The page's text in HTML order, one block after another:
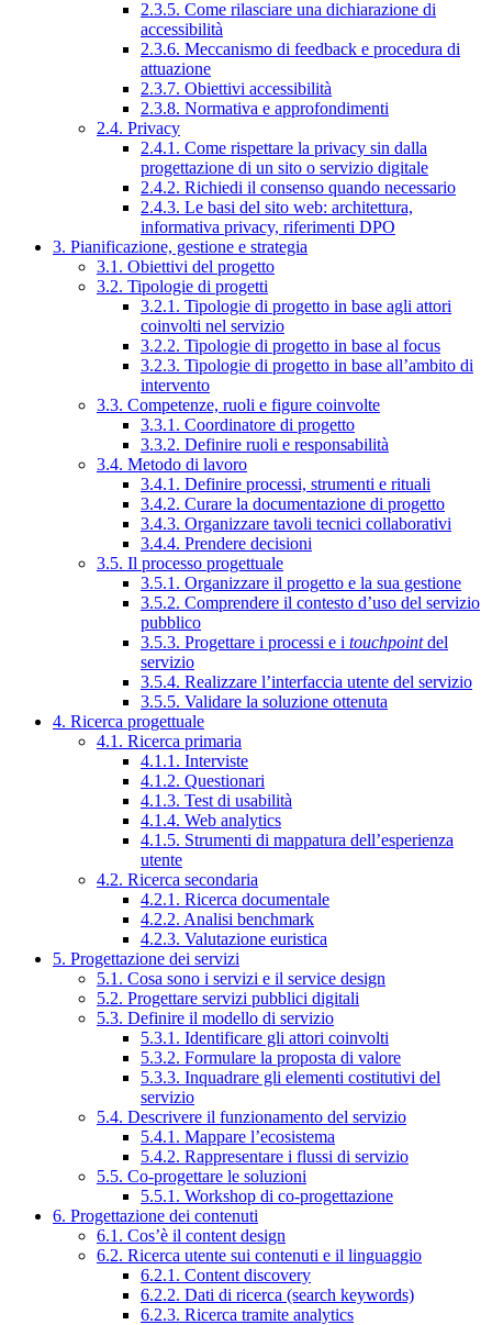
2.3.5. Come rilasciare una dichiarazione di
accessibilità
2.3.6. Meccanismo di feedback e procedura di
attuazione
2.3.7. Obiettivi accessibilità
2.3.8. Normativa e approfondimenti
2.4. Privacy
2.4.1. Come rispettare la privacy sin dalla
progettazione di un sito o servizio digitale
2.4.2. Richiedi il consenso quando necessario
2.4.3. Le basi del sito web: architettura,
informativa privacy, riferimenti DPO
3. Pianificazione, gestione e strategia
3.1. Obiettivi del progetto
3.2. Tipologie di progetti
3.2.1. Tipologie di progetto in base agli attori
coinvolti nel servizio
3.2.2. Tipologie di progetto in base al focus
3.2.3. Tipologie di progetto in base all’ambito di
intervento
3.3. Competenze, ruoli e figure coinvolte
3.3.1. Coordinatore di progetto
3.3.2. Definire ruoli e responsabilità
3.4. Metodo di lavoro
3.4.1. Definire processi, strumenti e rituali
3.4.2. Curare la documentazione di progetto
3.4.3. Organizzare tavoli tecnici collaborativi
3.4.4. Prendere decisioni
3.5. Il processo progettuale
3.5.1. Organizzare il progetto e la sua gestione
3.5.2. Comprendere il contesto d’uso del servizio
pubblico
3.5.3. Progettare i processi e i touchpointdel
servizio
3.5.4. Realizzare l’interfaccia utente del servizio
3.5.5. Validare la soluzione ottenuta
4. Ricerca progettuale
4.1. Ricerca primaria
4.1.1. Interviste
4.1.2. Questionari
4.1.3. Test di usabilità
4.1.4. Web analytics
4.1.5. Strumenti di mappatura dell’esperienza
utente
4.2. Ricerca secondaria
4.2.1. Ricerca documentale
4.2.2. Analisi benchmark
4.2.3. Valutazione euristica
5. Progettazione dei servizi
5.1. Cosa sono i servizi e il service design
5.2. Progettare servizi pubblici digitali
5.3. Definire il modello di servizio
5.3.1. Identificare gli attori coinvolti
5.3.2. Formulare la proposta di valore
5.3.3. Inquadrare gli elementi costitutivi del
servizio
5.4. Descrivere il funzionamento del servizio
5.4.1. Mappare l’ecosistema
5.4.2. Rappresentare i flussi di servizio
5.5. Co-progettare le soluzioni
5.5.1. Workshop di co-progettazione
6. Progettazione dei contenuti
6.1. Cos’è il content design
6.2. Ricerca utente sui contenuti e il linguaggio
6.2.1. Content discovery
6.2.2. Dati di ricerca (search keywords)
6.2.3. Ricerca tramite analytics